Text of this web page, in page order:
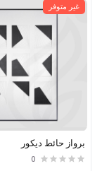
غير متوفر
برواز حائط ديكور
0